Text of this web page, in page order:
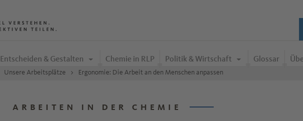
Entscheiden & Gestalten Chemie in RLP Politik & Wirtschaft Glossar
Unsere Arbeitsplätze Ergonomie: Die Arbeit an den Menschen anpassen
ARBEITEN IN DER CHEMIE